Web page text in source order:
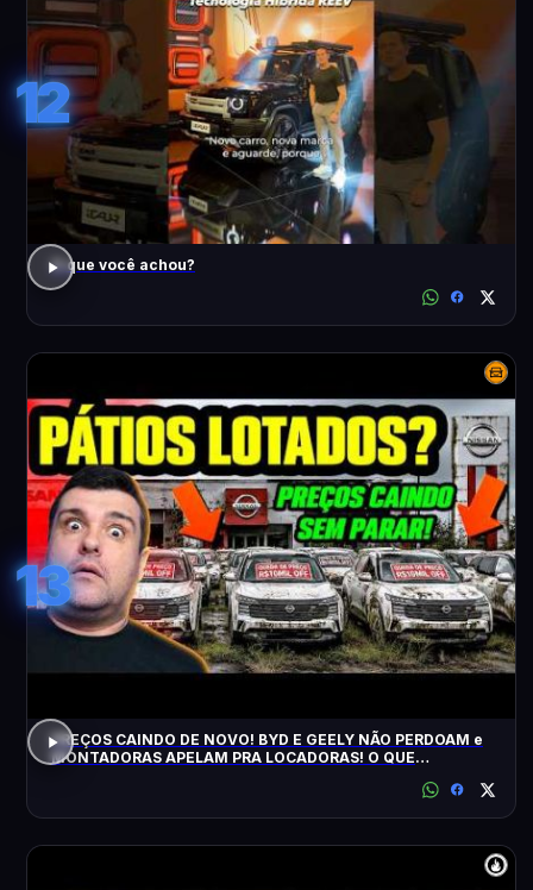
12
O que você achou?
13
PREÇOS CAINDO DE NOVO! BYD E GEELY NÃO PERDOAM e
MONTADORAS APELAM PRA LOCADORAS! O QUE